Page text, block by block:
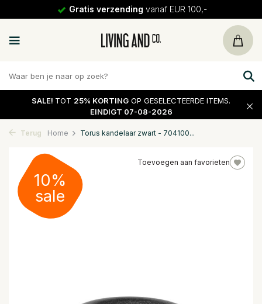
Gratis verzending vanaf EUR 100,-
SALE! TOT 25% KORTING OP GESELECTEERDE ITEMS.
EINDIGT 07-08-2026
Terug Home Torus kandelaar zwart - 704100...
Toevoegen aan favorieten
10%
sale